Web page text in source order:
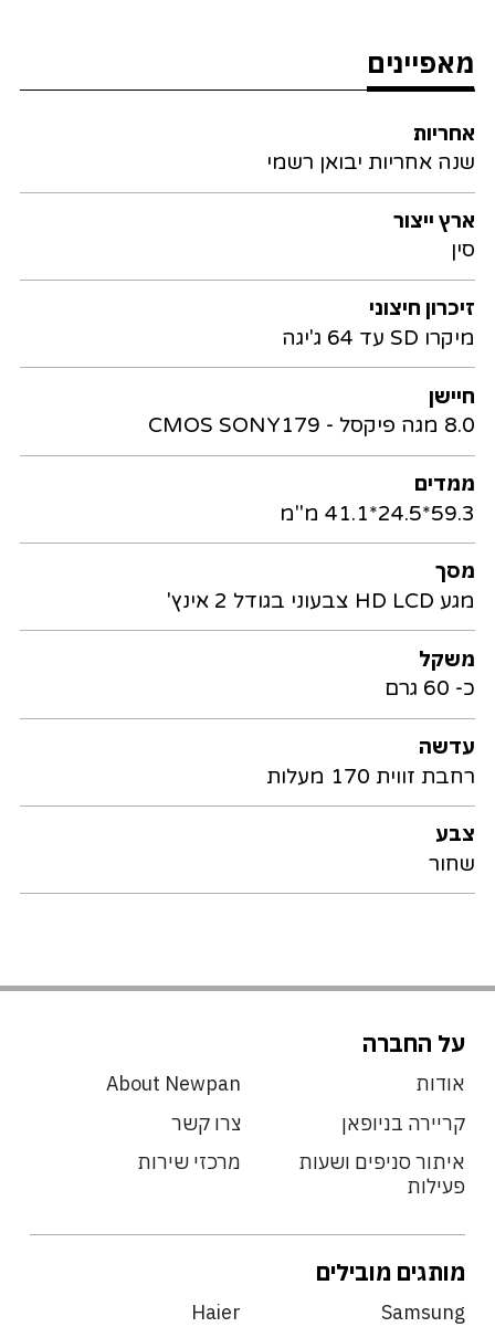
מאפיינים
אחריות
שנה אחריות יבואן רשמי
ארץ ייצור
סין
זיכרון חיצוני
מיקרו SD עד 64 ג'יגה
חיישן
8.0 מגה פיקסל - CMOS SONY179
ממדים
59.3*24.5*41.1 מ"מ
מסך
מגע HD LCD צבעוני בגודל 2 אינץ'
משקל
כ- 60 גרם
עדשה
רחבת זווית 170 מעלות
צבע
שחור
על החברה
אודות
About Newpan
קריירה בניופאן
צרו קשר
איתור סניפים ושעות
פעילות
מרכזי שירות
מותגים מובילים
Samsung
Haier